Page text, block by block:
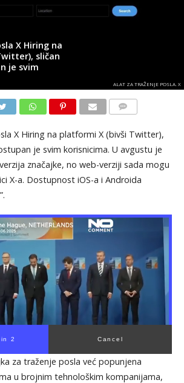
X Hiring na
sličan
je svim
ALAT ZA TRAŽENJE POSLA. X
X Hiring na platformi X (bivši Twitter),
je svim korisnicima. U avgustu je
značajke, no web-verziji sada mogu
X-a. Dostupnost iOS-a i Androida
1 Cancel
za traženje posla već popunjena
u brojnim tehnološkim kompanijama,